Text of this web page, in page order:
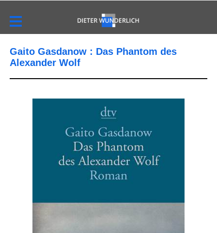
Gaito Gasdanow : Das Phantom des
Alexander Wolf